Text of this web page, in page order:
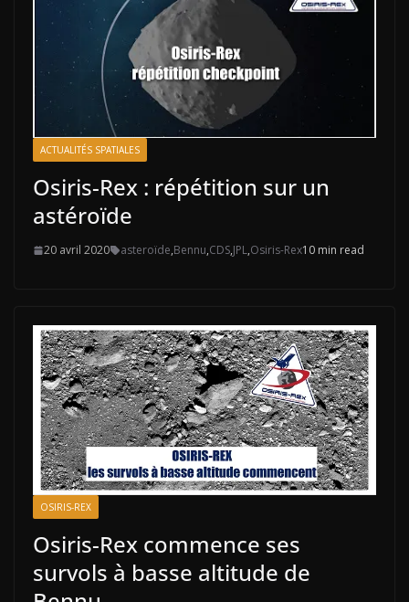
ACTUALITÉS SPATIALES
Osiris-Rex : répétition sur un
astéroïde
20 avril 2020 asteroïde,Bennu,CDS,JPL,Osiris-Rex10 min read
OSIRIS-REX
Osiris-Rex commence ses
survols à basse altitude de